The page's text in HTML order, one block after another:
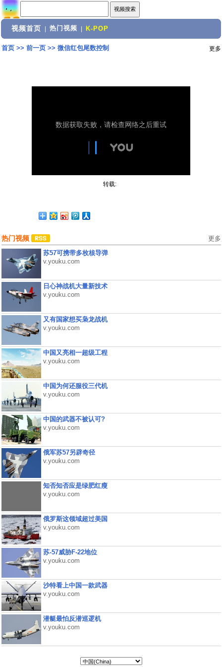
视频首页 热门视频 K-POP
首页>> 前一页>> 微信红包尾数控制 更多
转载:
热门视频 更多
苏57可携带多枚核导弹
v.youku.com
日心神战机大量新技术
v.youku.com
又有国家想买枭龙战机
v.youku.com
中国又亮相一超级工程
v.youku.com
中国为何还服役三代机
v.youku.com
中国的武器不被认可?
v.youku.com
俄军苏57另辟奇径
v.youku.com
知否知否应是绿肥红瘦
v.youku.com
俄罗斯这领域超过美国
v.youku.com
苏-57威胁F-22地位
v.youku.com
沙特看上中国一款武器
v.youku.com
潜艇最怕反潜巡逻机
v.youku.com